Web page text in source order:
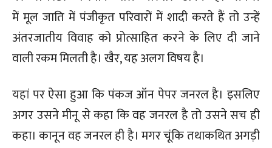
में मूल जाति में पंजीकृत परिवारों में शादी करते हैं तो उन्हें
अंतरजातीय विवाह को प्रोत्साहित करने के लिए दी जाने
वाली रकम मिलती है। खैर, यह अलग विषय है।
यहां पर ऐसा हुआ कि पंकज ऑन पेपर जनरल है। इसलिए
अगर उसने मीनू से कहा कि वह जनरल है तो उसने सच ही
कहा। कानून वह जनरल ही है। मगर चूंकि तथाकथित अगड़ी